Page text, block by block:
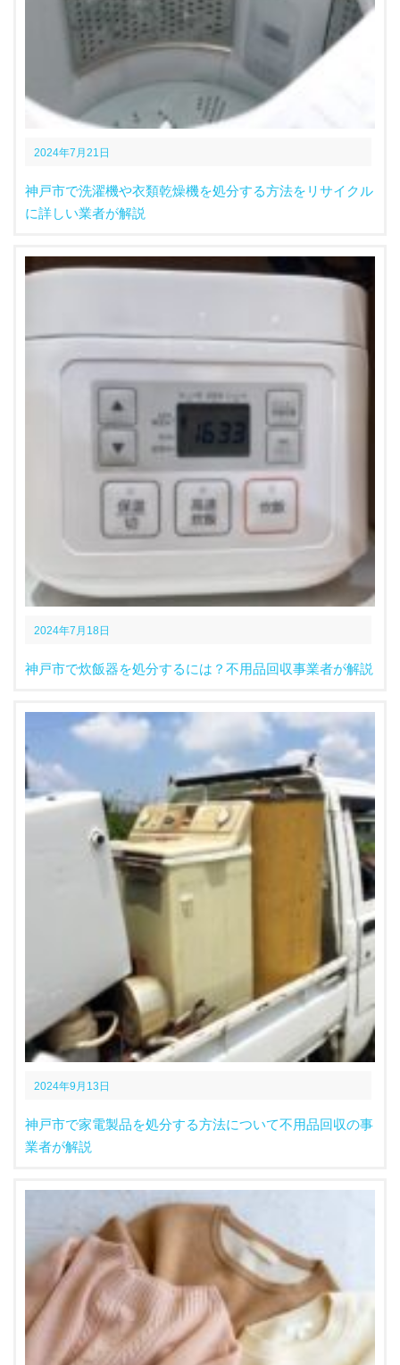
2024年7月21日
神戸市で洗濯機や衣類乾燥機を処分する方法をリサイクル
に詳しい業者が解説
2024年7月18日
神戸市で炊飯器を処分するには？不用品回収事業者が解説
2024年9月13日
神戸市で家電製品を処分する方法について不用品回収の事
業者が解説